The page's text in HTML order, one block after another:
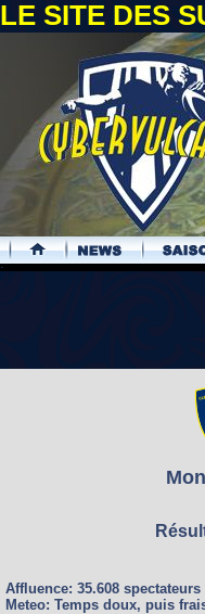
LE SITE DES
.
Affluence: 35.608 spectateurs
Meteo: Temps doux, puis